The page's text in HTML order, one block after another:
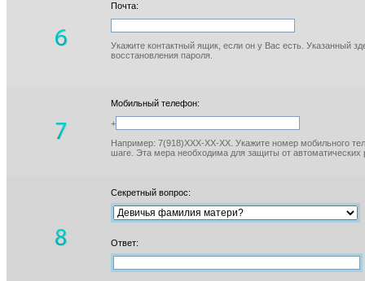
Почта:
Укажите контактный ящик, если он у Вас есть. Указанный
восстановления пароля.
Мобильный телефон:
+
Например: 7(918)XXX-XX-XX. Укажите номер мобильного
шаге. Эта мера необходима для защиты от автоматических
Секретный вопрос:
Ответ: